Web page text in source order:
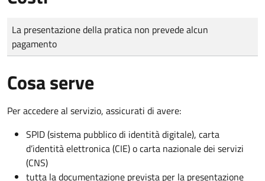
Tipo di pagamento
Importo
La presentazione della pratica non prevede alcun
pagamento
Cosa serve
Per accedere al servizio, assicurati di avere:
SPID (sistema pubblico di identità digitale), carta
d’identità elettronica (CIE) o carta nazionale dei servizi
(CNS)
tutta la documentazione prevista per la presentazione